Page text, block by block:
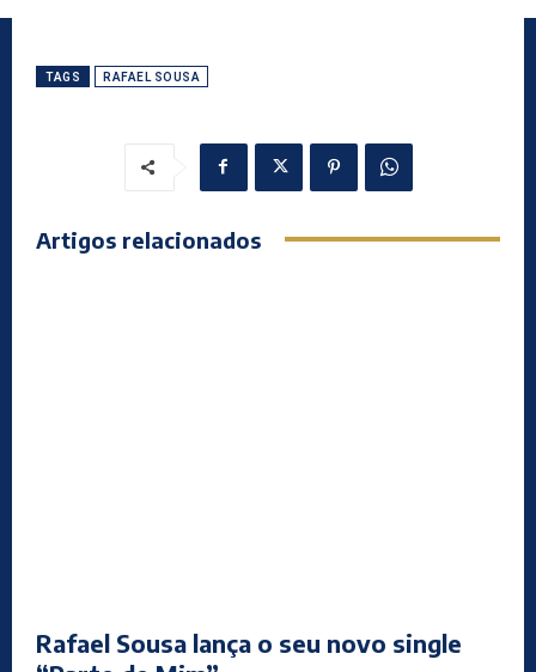
TAGS RAFAEL SOUSA
Artigos relacionados
Rafael Sousa lança o seu novo single